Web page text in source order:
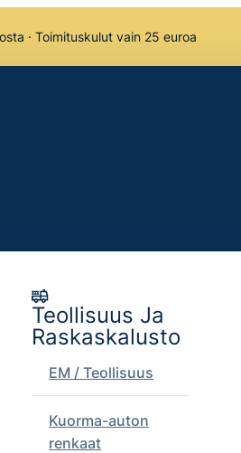
· Toimituskulut vain 25 euroa
Teollisuus Ja
Raskaskalusto
EM / Teollisuus
Kuorma-auton
renkaat